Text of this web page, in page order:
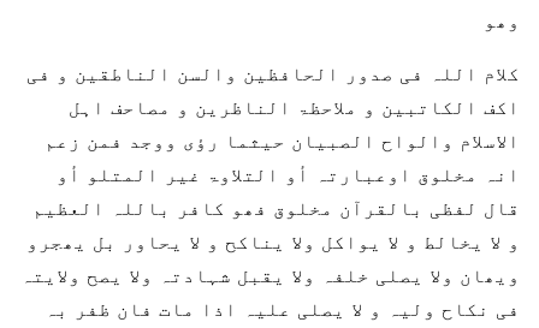
وھو
کلام اللہ فی صدور الحافظین والسن الناطقین و فی
اکف الکاتبین و ملاحظۃ الناظرین و مصاحف اہل
الاسلام والواح الصبیان حیثما رؤی ووجد فمن زعم
انہ مخلوق اوعبارتہ أو التلاوۃ غیر المتلو أو
قال لفظی بالقرآن مخلوق فھو کافر باللہ العظیم
و لا یخالط و لا یواکل ولا یناکح و لا یحاور بل یھجرو
ویھان ولا یصلی خلفہ ولا یقبل شہادتہ ولا یصح ولایتہ
فی نکاح ولیہ و لا یصلی علیہ اذا مات فان ظفر بہ